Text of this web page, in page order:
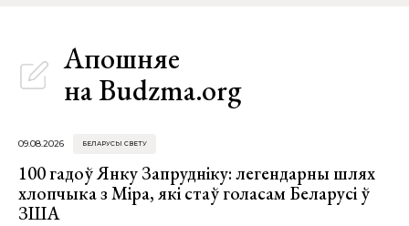
Апошняе
на Budzma.org
09.08.2026 БЕЛАРУСЫ СВЕТУ
100 гадоў Янку Запрудніку: легендарны шлях
хлопчыка з Міра, які стаў голасам Беларусі ў
ЗША